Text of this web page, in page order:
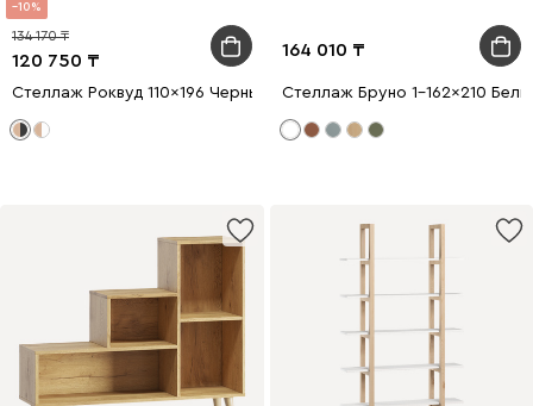
10
120 750
134 170
Стеллаж Роквуд 110x196 Черный
164 010
Стеллаж Бруно 1-162x210